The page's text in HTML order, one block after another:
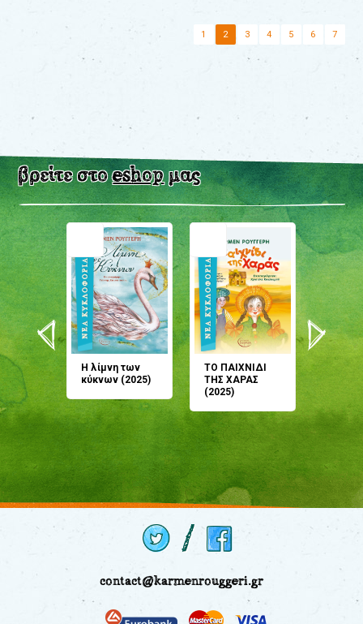
1 2 3 4 5 6 7
βρείτε στοeshopμας
Η λίμνη των
κύκνων (2025)
ΤΟ ΠΑΙΧΝΙΔΙ
ΤΗΣ ΧΑΡΑΣ
(2025)
μου;
(2024)
contact@karmenrouggeri.gr